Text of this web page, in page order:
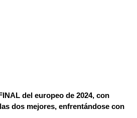
del europeo de 2024, con
dos mejores, enfrentándose con